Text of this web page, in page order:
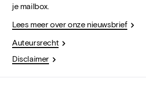
je mailbox.
Lees meer over onze nieuwsbrief
Auteursrecht
Disclaimer